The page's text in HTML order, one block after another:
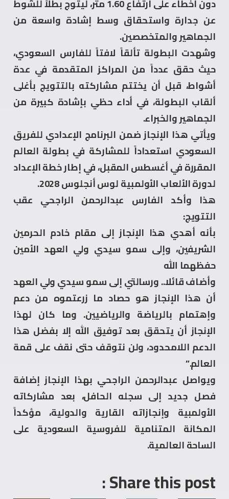
دون اخطاء على ارتفاع 1.60 متر، ليتوج بطلاً للشوط
عن جدارة واستحقاق وسط إشادة واسعة من
الجماهير والمتخصصين.
وشهدت البطولة تألقاً لافتاً للفارس السعودي،
حيث حقق عدداً من المراكز المتقدمة في عدة
أشواط، قبل أن يختتم مشاركته بالتتويج بأغلى
ألقاب البطولة، في أداء حظي بإشادة كبيرة من
الجماهير والخبراء.
ويأتي هذا الإنجاز ضمن البرنامج الإعدادي للفريق
السعودي استعداداً للمشاركة في بطولة العالم
المقررة في أغسطس المقبل، في إطار خطة الإعداد
لدورة الألعاب الأولمبية لوس أنجلوس 2028.
هذا وأكد الفارس عبدالرحمن الراجحي عقب
التتويج:
بأنه أهدي هذا الإنجاز إلى مقام خادم الحرمين
الشريفين، وإلى سمو سيدي ولي العهد الأمين
حفظهما الله
وأضاف قائلا.. ورسالتي إلى سمو سيدي ولي العهد
أن هذا الإنجاز هو حصاد ما زرعتموه من دعم
وإهتمام بالرياضة والرياضيين. وما كان لهذا
الإنجاز أن يتحقق بعد توفيق الله إلا بفضل هذا
الدعم اللامحدود، ولن نتوقف حتى نقف على قمة
العالم.”
ويواصل عبدالرحمن الراجحي بهذا الإنجاز إضافة
فصل جديد إلى سجله الحافل، بعد مشاركاته
الأولمبية وإنجازاته القارية والدولية، مؤكداً
المكانة المتنامية للفروسية السعودية على
الساحة العالمية.
Share this post :